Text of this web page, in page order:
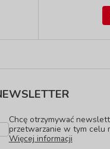
Chcę otrzymywać
przetwarzanie w tym celu
Więcej informacji